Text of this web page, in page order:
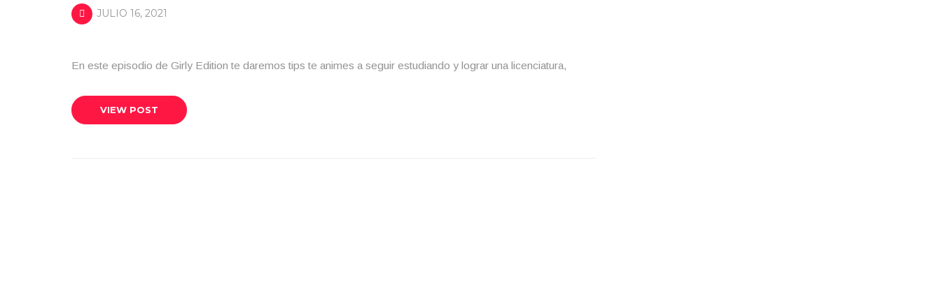
JULIO 16, 2021
En este episodio de Girly Edition te daremos tips te animes a seguir estudiando y lograr una licenciatura,
VIEW POST